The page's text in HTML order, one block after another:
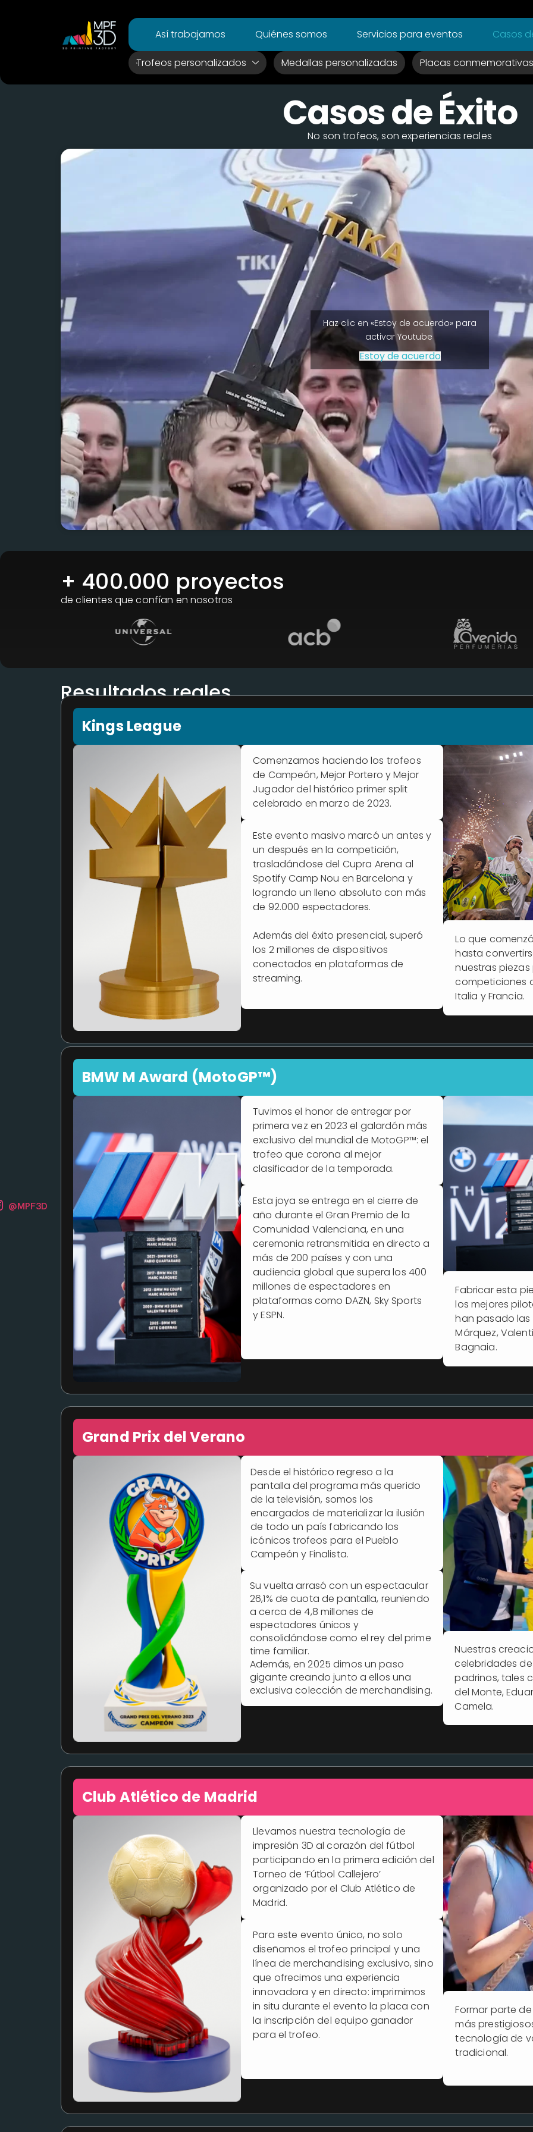
Así trabajamos Quiénes somos Servicios para eventos Casos
Trofeos personalizados Medallas personalizadas Placas conmemorativas
Casos de Éxito
No son trofeos, son experiencias reales
Haz clic en «Estoy de acuerdo» para
activar Youtube
Estoy de acuerdo
+ 400.000 proyectos
de clientes que confían en nosotros
Resultados reales
Kings League
Comenzamos haciendo los trofeos
de Campeón, Mejor Portero y Mejor
Jugador del histórico primer split
celebrado en marzo de 2023.
Este evento masivo marcó un antes y
un después en la competición,
trasladándose del Cupra Arena al
Spotify Camp Nou en Barcelona y
logrando un lleno absoluto con más
de 92.000 espectadores.
Además del éxito presencial, superó
los 2 millones de dispositivos
conectados en plataformas de
streaming.
Lo que
hasta
nuestras
competiciones
Italia y Francia.
BMW M Award (MotoGP™)
Tuvimos el honor de entregar por
primera vez en 2023 el galardón más
exclusivo del mundial de MotoGP™: el
trofeo que corona al mejor
clasificador de la temporada.
Esta joya se entrega en el cierre de
año durante el Gran Premio de la
Comunidad Valenciana, en una
ceremonia retransmitida en directo a
más de 200 países y con una
audiencia global que supera los 400
millones de espectadores en
plataformas como DAZN, Sky Sports
y ESPN.
Fabricar esta
los mejores
han pasado
Márquez,
Bagnaia.
Grand Prix del Verano
Desde el histórico regreso a la
pantalla del programa más querido
de la televisión, somos los
encargados de materializar la ilusión
de todo un país fabricando los
icónicos trofeos para el Pueblo
Campeón y Finalista.
Su vuelta arrasó con un espectacular
26,1% de cuota de pantalla, reuniendo
a cerca de 4,8 millones de
espectadores únicos y
consolidándose como el rey del prime
time familiar.
Además, en 2025 dimos un paso
gigante creando junto a ellos una
exclusiva colección de merchandising.
Nuestras
celebridades
padrinos, tales
del Monte,
Camela.
Club Atlético de Madrid
Llevamos nuestra tecnología de
impresión 3D al corazón del fútbol
participando en la primera edición del
Torneo de ‘Fútbol Callejero’
organizado por el Club Atlético de
Madrid.
Para este evento único, no solo
diseñamos el trofeo principal y una
línea de merchandising exclusivo, sino
que ofrecimos una experiencia
innovadora y en directo: imprimimos
in situ durante el evento la placa con
la inscripción del equipo ganador
para el trofeo.
Formar parte
más
tecnología de
tradicional.
@MPF3D